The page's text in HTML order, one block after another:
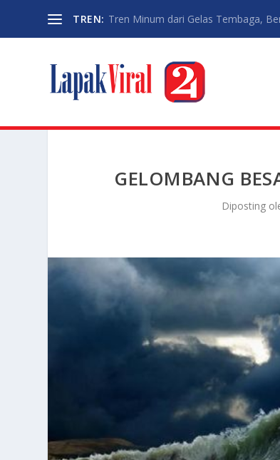
TREN: Tren Minum dari Gelas Tembaga,
GELOMBANG
Diposting